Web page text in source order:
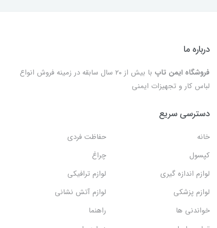
درباره ما
فروشگاه ایمن تاپ
با بیش از ۲۰ سال سابقه در زمینه فروش انواع
لباس کار و تجهیزات ایمنی
دسترسی سریع
خانه
حفاظت فردی
کپسول
چراغ
لوازم اندازه گیری
لوازم ترافیکی
لوازم پزشکی
لوازم آتش نشانی
خواندنی ها
راهنما